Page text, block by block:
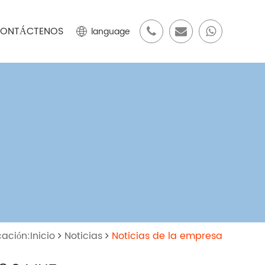
language
Noticias Noticias de la empresa